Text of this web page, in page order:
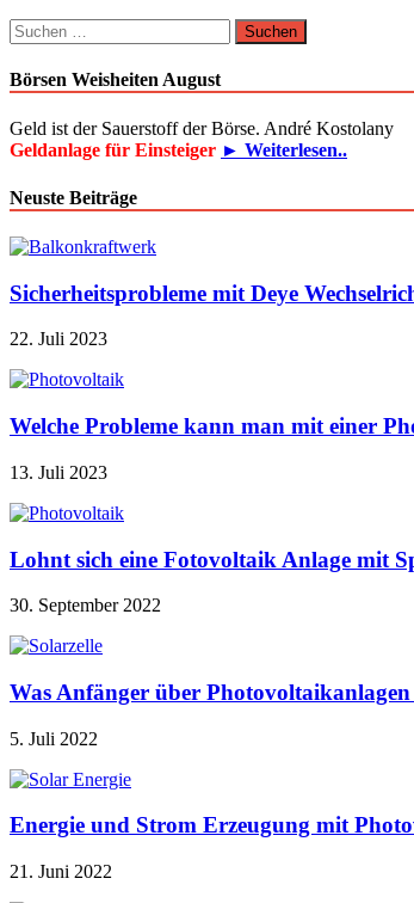
Suchen
nach:
Börsen Weisheiten August
Geld ist der Sauerstoff der Börse. André Kostolany
Geldanlage für Einsteiger ► Weiterlesen..
Neuste Beiträge
Sicherheitsprobleme mit Deye
22. Juli 2023
Welche Probleme kann man mit einer
13. Juli 2023
Lohnt sich eine Fotovoltaik Anlage mit
30. September 2022
Was Anfänger über Photovoltaikanlagen
5. Juli 2022
Energie und Strom Erzeugung mit
21. Juni 2022